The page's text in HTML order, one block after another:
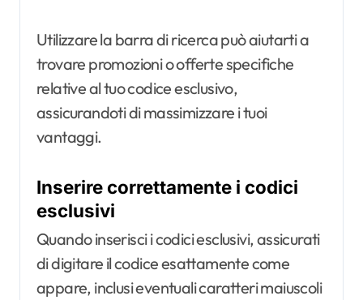
Utilizzare la barra di ricerca può aiutarti a
trovare promozioni o offerte specifiche
relative al tuo codice esclusivo,
assicurandoti di massimizzare i tuoi
vantaggi.
Inserire correttamente i codici
esclusivi
Quando inserisci i codici esclusivi, assicurati
di digitare il codice esattamente come
appare, inclusi eventuali caratteri maiuscoli